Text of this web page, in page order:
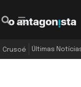
Crusoé Últimas